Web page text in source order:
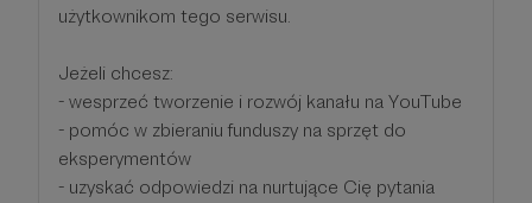
użytkownikom tego serwisu.
Jeżeli chcesz:
- wesprzeć tworzenie i rozwój kanału na YouTube
- pomóc w zbieraniu funduszy na sprzęt do
eksperymentów
- uzyskać odpowiedzi na nurtujące Cię pytania